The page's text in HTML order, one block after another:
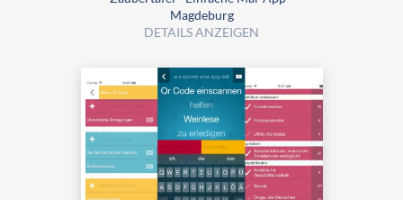
Magdeburg
DETAILS ANZEIGEN